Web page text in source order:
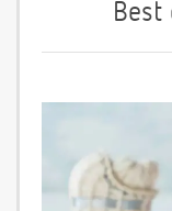
Best